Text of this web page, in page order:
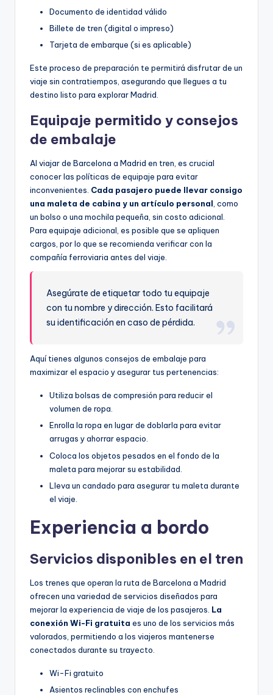
Documento de identidad válido
Billete de tren (digital o impreso)
Tarjeta de embarque (si es aplicable)
Este proceso de preparación te permitirá disfrutar de un
viaje sin contratiempos, asegurando que llegues a tu
destino listo para explorar Madrid.
Equipaje permitido y consejos
de embalaje
Al viajar de Barcelona a Madrid en tren, es crucial
conocer las políticas de equipaje para evitar
inconvenientes. Cada pasajero puede llevar consigo
una maleta de cabina y un artículo personal, como
un bolso o una mochila pequeña, sin costo adicional.
Para equipaje adicional, es posible que se apliquen
cargos, por lo que se recomienda verificar con la
compañía ferroviaria antes del viaje.
Asegúrate de etiquetar todo tu equipaje
con tu nombre y dirección. Esto facilitará
su identificación en caso de pérdida.
Aquí tienes algunos consejos de embalaje para
maximizar el espacio y asegurar tus pertenencias:
Utiliza bolsas de compresión para reducir el
volumen de ropa.
Enrolla la ropa en lugar de doblarla para evitar
arrugas y ahorrar espacio.
Coloca los objetos pesados en el fondo de la
maleta para mejorar su estabilidad.
Lleva un candado para asegurar tu maleta durante
el viaje.
Experiencia a bordo
Servicios disponibles en el tren
Los trenes que operan la ruta de Barcelona a Madrid
ofrecen una variedad de servicios diseñados para
mejorar la experiencia de viaje de los pasajeros. La
conexión Wi-Fi gratuita es uno de los servicios más
valorados, permitiendo a los viajeros mantenerse
conectados durante su trayecto.
Wi-Fi gratuito
Asientos reclinables con enchufes